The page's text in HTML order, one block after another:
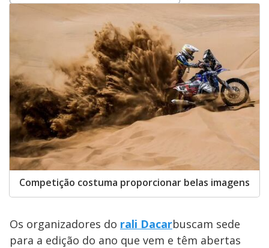
Competição costuma proporcionar belas imagens
Os organizadores do rali Dacarbuscam sede
para a edição do ano que vem e têm abertas